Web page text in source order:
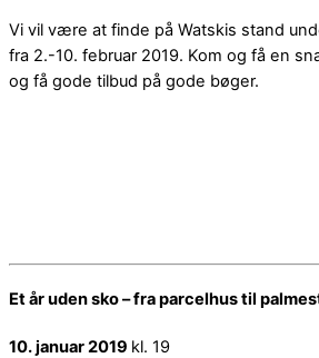
Vi vil være at finde på Watskis stand
fra 2.-10. februar 2019. Kom og få en
og få gode tilbud på gode bøger.
Et år uden sko – fra parcelhus til
10. januar 2019 kl. 19